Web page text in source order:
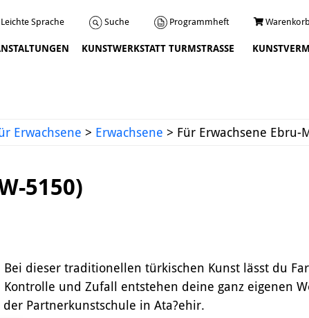
Leichte Sprache Suche Programmheft
KUNSTWERKSTATT TURMSTRASSE
Leitbild und Chronik
Team
Erwachsene > Erwachsene > Für Erwachsene Ebru-
5150)
dieser traditionellen türkischen Kunst lässt du
und Zufall entstehen deine ganz eigenen
Partnerkunstschule in Ata?ehir.